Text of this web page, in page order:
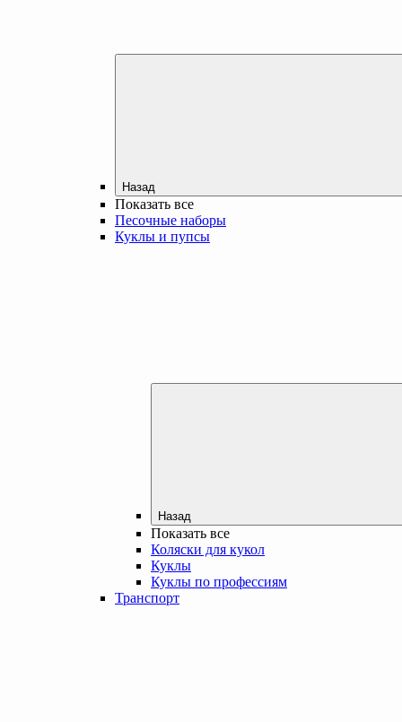
Назад
Показать все
Песочные наборы
Куклы и пупсы
Назад
Показать все
Коляски для кукол
Куклы
Куклы по профессиям
Транспорт